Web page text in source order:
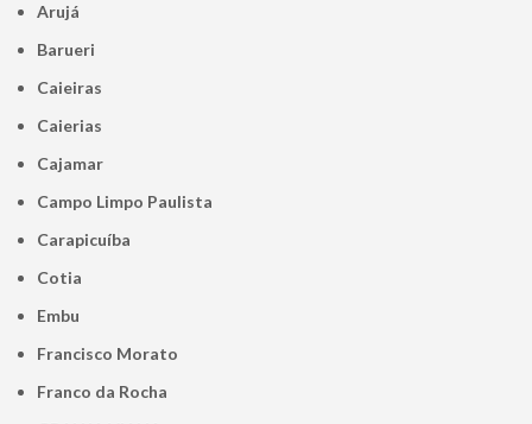
Arujá
Barueri
Caieiras
Caierias
Cajamar
Campo Limpo Paulista
Carapicuíba
Cotia
Embu
Francisco Morato
Franco da Rocha